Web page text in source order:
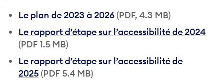
Le plan de 2023 à 2026(PDF, 4.3 MB)
Le rapport d’étape sur l’accessibilité de 2024
(PDF 1.5 MB)
Le rapport d’étape sur l’accessibilité de
2025(PDF 5.4 MB)